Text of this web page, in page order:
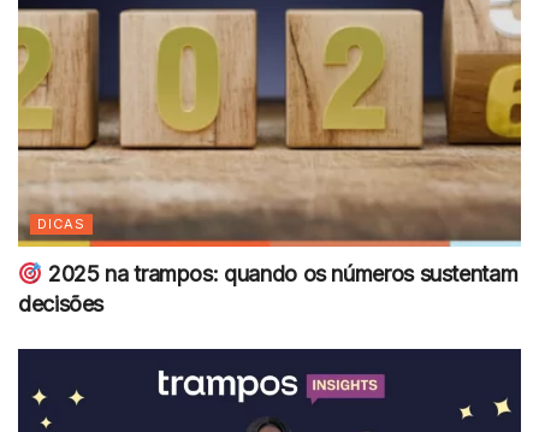
DICAS
2025 na trampos: quando os números sustentam
decisões